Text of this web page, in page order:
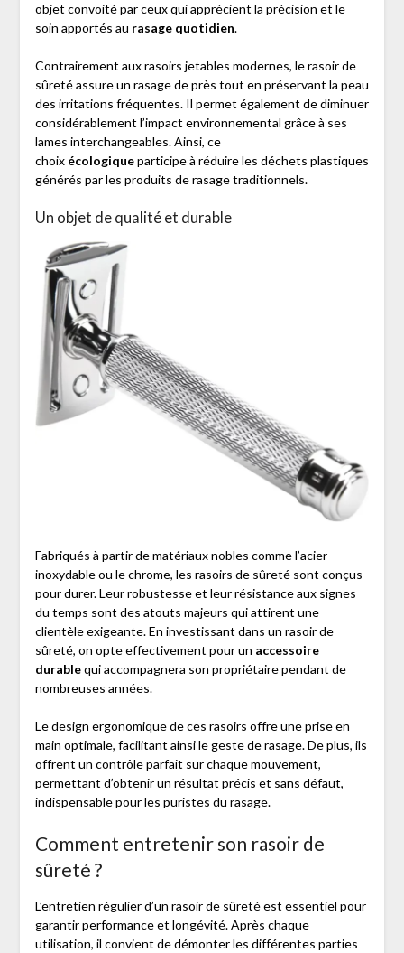
objet convoité par ceux qui apprécient la précision et le
soin apportés au rasage quotidien.
Contrairement aux rasoirs jetables modernes, le rasoir de
sûreté assure un rasage de près tout en préservant la peau
des irritations fréquentes. Il permet également de diminuer
considérablement l’impact environnemental grâce à ses
lames interchangeables. Ainsi, ce
choix écologiqueparticipe à réduire les déchets plastiques
générés par les produits de rasage traditionnels.
Un objet de qualité et durable
Fabriqués à partir de matériaux nobles comme l’acier
inoxydable ou le chrome, les rasoirs de sûreté sont conçus
pour durer. Leur robustesse et leur résistance aux signes
du temps sont des atouts majeurs qui attirent une
clientèle exigeante. En investissant dans un rasoir de
sûreté, on opte effectivement pour un accessoire
durablequi accompagnera son propriétaire pendant de
nombreuses années.
Le design ergonomique de ces rasoirs offre une prise en
main optimale, facilitant ainsi le geste de rasage. De plus, ils
offrent un contrôle parfait sur chaque mouvement,
permettant d’obtenir un résultat précis et sans défaut,
indispensable pour les puristes du rasage.
Comment entretenir son rasoir de
sûreté ?
L’entretien régulier d’un rasoir de sûreté est essentiel pour
garantir performance et longévité. Après chaque
utilisation, il convient de démonter les différentes parties